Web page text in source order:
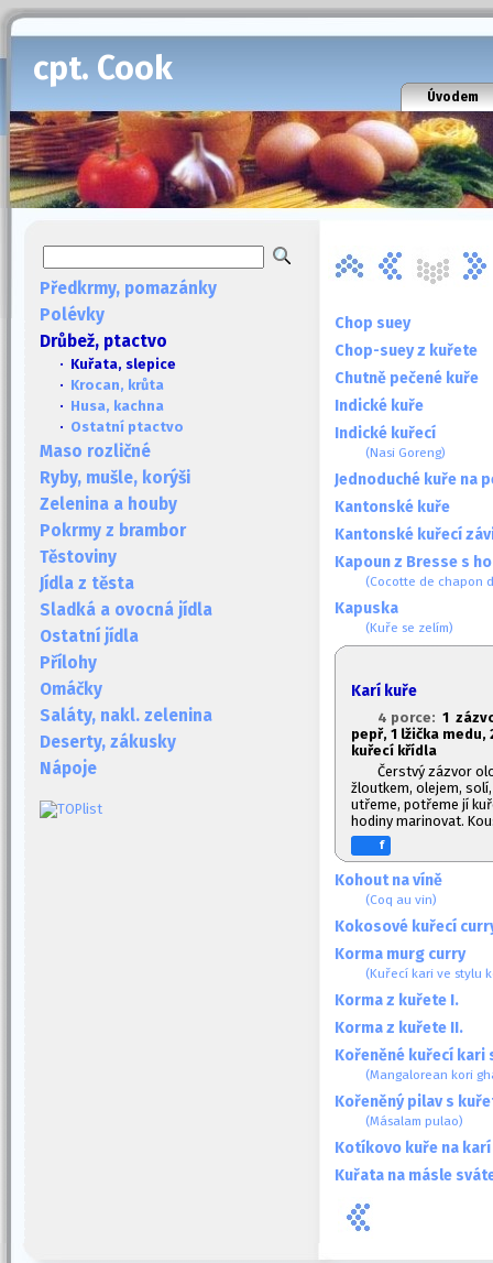
cpt. Cook
Úvodem
Předkrmy, pomazánky
Polévky
Drůbež, ptactvo
· Kuřata, slepice
· Krocan, krůta
· Husa, kachna
· Ostatní ptactvo
Maso rozličné
Ryby, mušle, korýši
Zelenina a houby
Pokrmy z brambor
Těstoviny
Jídla z těsta
Sladká a ovocná jídla
Ostatní jídla
Přílohy
Omáčky
Saláty, nakl. zelenina
Deserty, zákusky
Nápoje
Chop suey
Chop-suey z kuřete
Chutně pečené kuře
Indické kuře
Indické kuřecí
(Nasi Goreng)
Jednoduché kuře na
Kantonské kuře
Kantonské kuřecí
Kapoun z Bresse s
(Cocotte de chapon
Kapuska
(Kuře se zelím)
Karí kuře
4 porce: 1
pepř, 1 lžička medu,
kuřecí křídla
Čerstvý zázvor
žloutkem, olejem,
utřeme, potřeme jí
hodiny marinovat.
f
Kohout na víně
(Coq au vin)
Kokosové kuřecí
Korma murg curry
(Kuřecí kari ve stylu
Korma z kuřete I.
Korma z kuřete II.
Kořeněné kuřecí kari
(Mangalorean kori
Kořeněný pilav s
(Másalam pulao)
Kotíkovo kuře na karí
Kuřata na másle